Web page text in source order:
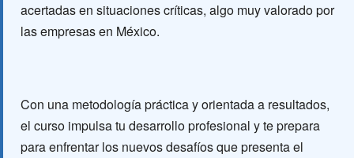
acertadas en situaciones críticas, algo muy valorado por
las empresas en México.
Con una metodología práctica y orientada a resultados,
el curso impulsa tu desarrollo profesional y te prepara
para enfrentar los nuevos desafíos que presenta el